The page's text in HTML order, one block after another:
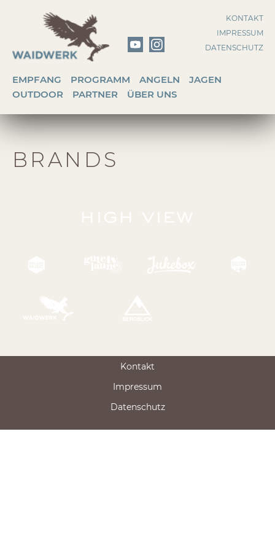
KONTAKT
IMPRESSUM
DATENSCHUTZ
EMPFANG PROGRAMM ANGELN
JAGEN
OUTDOOR
PARTNER ÜBER UNS
BRANDS
Kontakt
Impressum
Datenschutz